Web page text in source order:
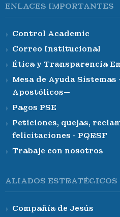
ENLACES IMPORTANTES
Control Academic
Correo Institucional
Ética y Transparencia
Mesa de Ayuda
Apostólicos—
Pagos PSE
Peticiones, quejas,
felicitaciones - PQRSF
Trabaje con nosotros
ALIADOS ESTRATÉGICOS
Compañía de Jesús